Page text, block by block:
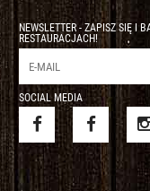
NEWSLETTER - ZAPISZ SIĘ I
RESTAURACJACH!
SOCIAL MEDIA